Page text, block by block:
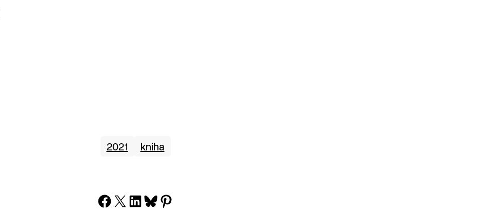
2021 kniha
Share on Facebook
Share on X Share on LinkedIn
Share on BlueskyShare on Pinterest